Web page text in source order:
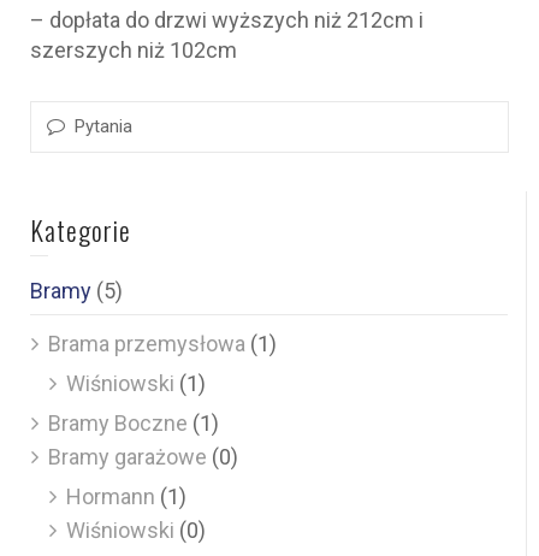
– dopłata do drzwi wyższych niż 212cm i
szerszych niż 102cm
Pytania
Kategorie
Bramy (5)
Brama przemysłowa (1)
Wiśniowski (1)
Bramy Boczne (1)
Bramy garażowe (0)
Hormann (1)
Wiśniowski (0)